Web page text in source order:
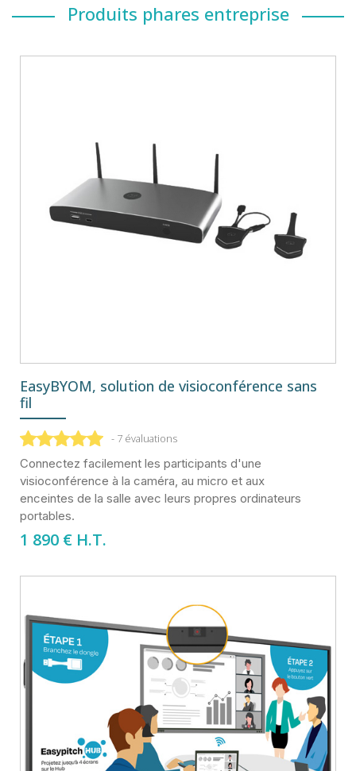
Produits phares entreprise
EasyBYOM, solution de visioconférence sans
fil
- 7 évaluations
Connectez facilement les participants d'une
visioconférence à la caméra, au micro et aux
enceintes de la salle avec leurs propres ordinateurs
portables.
1 890 € H.T.